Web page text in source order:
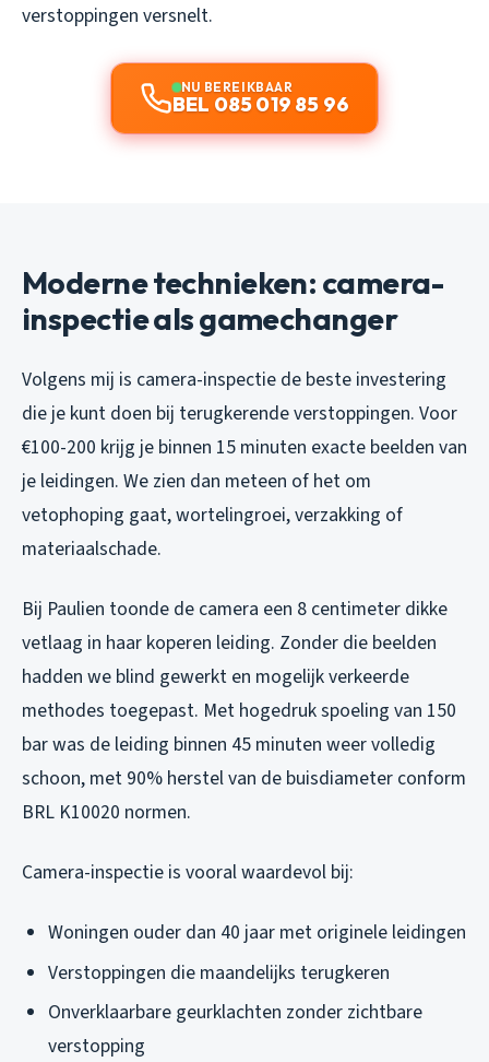
verstoppingen versnelt.
NU BEREIKBAAR
BEL 085 019 85 96
Moderne technieken: camera-
inspectie als gamechanger
Volgens mij is camera-inspectie de beste investering
die je kunt doen bij terugkerende verstoppingen. Voor
€100-200 krijg je binnen 15 minuten exacte beelden van
je leidingen. We zien dan meteen of het om
vetophoping gaat, wortelingroei, verzakking of
materiaalschade.
Bij Paulien toonde de camera een 8 centimeter dikke
vetlaag in haar koperen leiding. Zonder die beelden
hadden we blind gewerkt en mogelijk verkeerde
methodes toegepast. Met hogedruk spoeling van 150
bar was de leiding binnen 45 minuten weer volledig
schoon, met 90% herstel van de buisdiameter conform
BRL K10020 normen.
Camera-inspectie is vooral waardevol bij:
Woningen ouder dan 40 jaar met originele leidingen
Verstoppingen die maandelijks terugkeren
Onverklaarbare geurklachten zonder zichtbare
verstopping